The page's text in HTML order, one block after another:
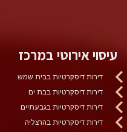
עיסוי אירוטי במרכז
דירות דיסקרטיות בבית שמש
דירות דיסקרטיות בבת ים
דירות דיסקרטיות בגבעתיים
דירות דיסקרטיות בהרצליה